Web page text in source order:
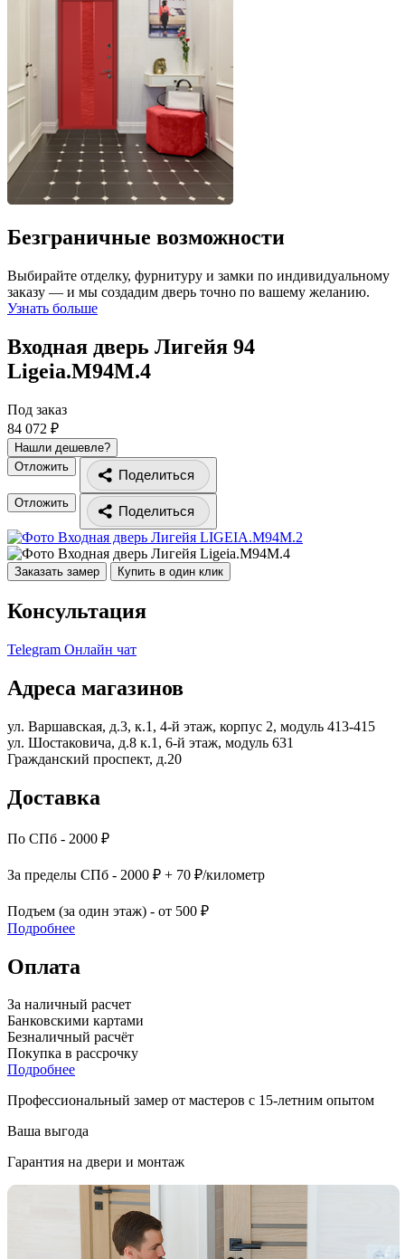
Безграничные возможности
Выбирайте отделку, фурнитуру и замки по индивидуальному
заказу — и мы создадим дверь точно по вашему желанию.
Узнать больше
Входная дверь Лигейя 94
Ligeia.M94M.4
Под заказ
84 072 ₽
Нашли дешевле?
Отложить
Поделиться
Отложить
Поделиться
Заказать замер Купить в один клик
Консультация
Telegram Онлайн чат
Адреса магазинов
ул. Варшавская, д.3, к.1, 4-й этаж, корпус 2, модуль 413-415
ул. Шостаковича, д.8 к.1, 6-й этаж, модуль 631
Гражданский проспект, д.20
Доставка
По СПб - 2000 ₽
За пределы СПб - 2000 ₽ + 70 ₽/километр
Подъем (за один этаж) - от 500 ₽
Подробнее
Оплата
За наличный расчет
Банковскими картами
Безналичный расчёт
Покупка в рассрочку
Подробнее
Профессиональный замер от мастеров с 15-летним опытом
Ваша выгода
Гарантия на двери и монтаж